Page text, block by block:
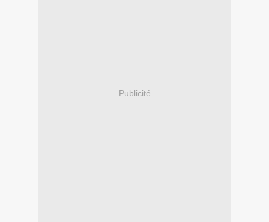
Publicité